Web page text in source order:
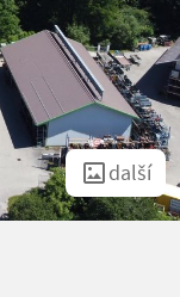
další